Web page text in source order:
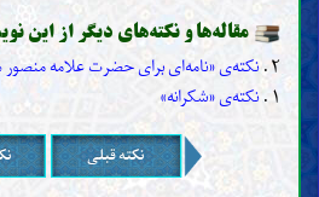
مقاله‌ها و نکته‌های دیگر از این
۲ . نکته‌ی «نامه‌ای برای حضرت علامه
۱ . نکته‌ی «شکرانه»
نکته قبلی